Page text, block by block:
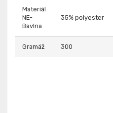
Materiál
NE-
Bavlna
35% polyester
Gramáž 300